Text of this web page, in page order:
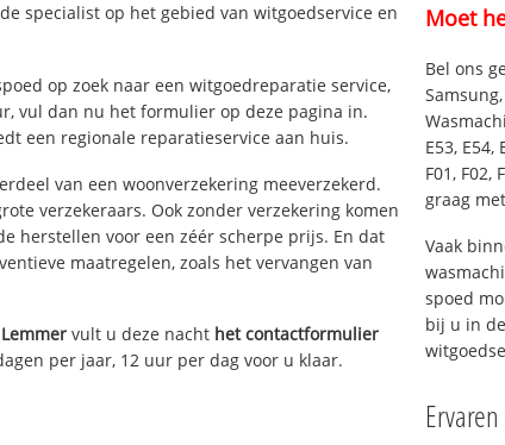
specialist op het gebied van witgoedservice en
op zoek naar een witgoedreparatie service,
vul dan nu het formulier op deze pagina in.
een regionale reparatieservice aan huis.
van een woonverzekering meeverzekerd.
verzekeraars. Ook zonder verzekering komen
herstellen voor een zéér scherpe prijs. En dat
maatregelen, zoals het vervangen van
vult u deze nacht het contactformulier
per jaar, 12 uur per dag voor u klaar.
Moet
Bel ons
E53, E54,
F01, F02,
graag
Vaak
spoed
bij u in